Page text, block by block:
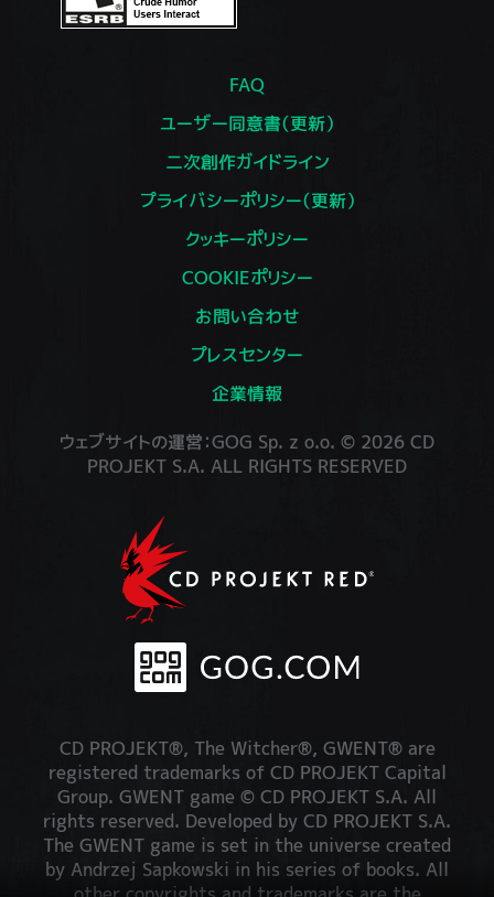
FAQ
ユーザー同意書（更新）
二次創作ガイドライン
プライバシーポリシー（更新）
クッキーポリシー
COOKIEポリシー
お問い合わせ
プレスセンター
企業情報
ウェブサイトの運営：GOG Sp. z o.o. © 2026 CD
PROJEKT S.A. ALL RIGHTS RESERVED
CD PROJEKT®, The Witcher®, GWENT® are
registered trademarks of CD PROJEKT Capital
Group. GWENT game © CD PROJEKT S.A. All
rights reserved. Developed by CD PROJEKT S.A.
The GWENT game is set in the universe created
by Andrzej Sapkowski in his series of books. All